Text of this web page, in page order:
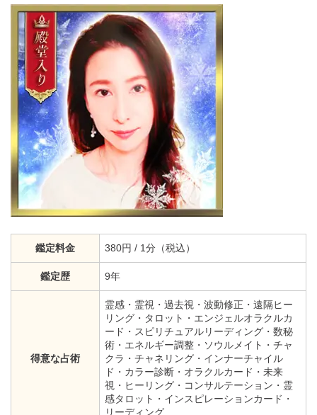
鑑定料金 380円 / 1分（税込）
鑑定歴 9年
得意な占術
霊感・霊視・過去視・波動修正・遠隔ヒー
リング・タロット・エンジェルオラクルカ
ード・スピリチュアルリーディング・数秘
術・エネルギー調整・ソウルメイト・チャ
クラ・チャネリング・インナーチャイル
ド・カラー診断・オラクルカード・未来
視・ヒーリング・コンサルテーション・霊
感タロット・インスピレーションカード・
リーディング